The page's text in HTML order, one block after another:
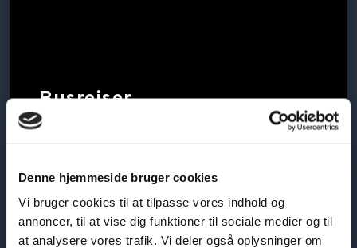
Denne hjemmeside bruger cookies
Vi bruger cookies til at tilpasse vores indhold og
annoncer, til at vise dig funktioner til sociale medier og til
at analysere vores trafik. Vi deler også oplysninger om
Busrejser
Læs mere​